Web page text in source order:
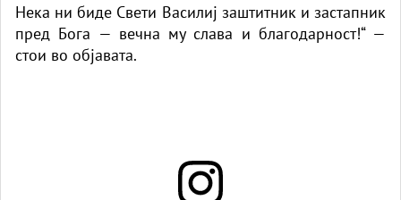
Нека ни биде Свети Василиј заштитник и застапник
пред Бога — вечна му слава и благодарност!“ —
стои во објавата.